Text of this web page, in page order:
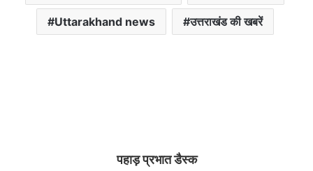
Uttarakhand news उत्तराखंड की खबरें
पहाड़ प्रभात डैस्क